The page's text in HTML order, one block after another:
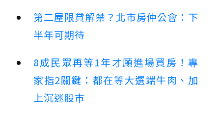
第二屋限貸解禁？北市房仲公會：下
半年可期待
8成民眾再等1年才願進場買房！專
家指2關鍵：都在等大選端牛肉、加
上沉迷股市